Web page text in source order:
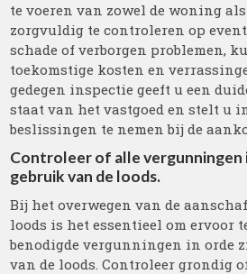
te voeren van zowel de woning als
zorgvuldig te controleren op
schade of verborgen problemen,
toekomstige kosten en
gedegen inspectie geeft u een
staat van het vastgoed en stelt u
beslissingen te nemen bij de
Controleer of alle vergunningen
gebruik van de loods.
Bij het overwegen van de
loods is het essentieel om ervoor
benodigde vergunningen in orde
van de loods. Controleer grondig